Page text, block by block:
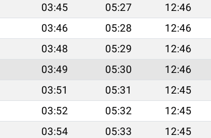
03:45 05:27 12:46
03:46 05:28 12:46
03:48 05:29 12:46
03:49 05:30 12:46
03:51 05:31 12:45
03:52 05:32 12:45
03:54 05:33 12:45